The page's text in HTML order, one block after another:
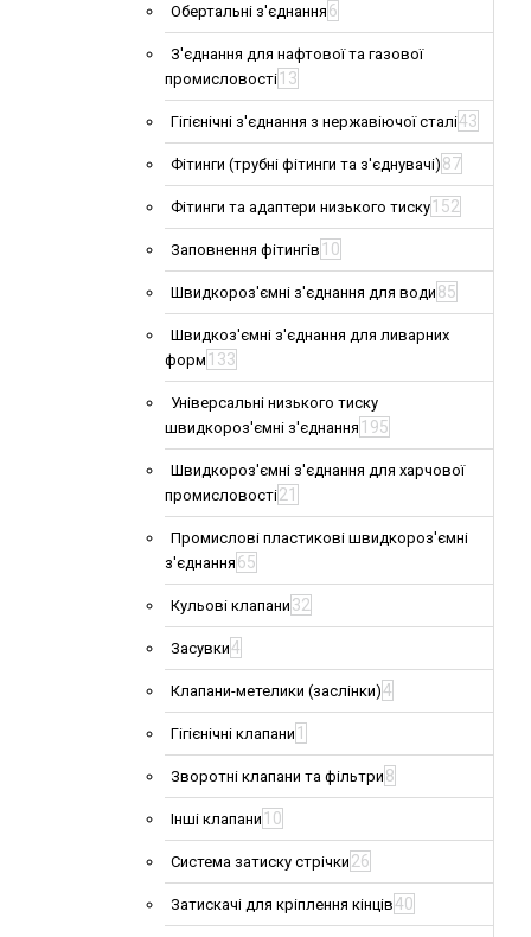
Обертальні з'єднання 6
З'єднання для нафтової та газової
промисловості 13
Гігієнічні з'єднання з нержавіючої сталі43
Фітинги (трубні фітинги та з'єднувачі) 87
Фітинги та адаптери низького тиску 152
Заповнення фітингів 10
Швидкороз'ємні з'єднання для води 85
Швидкоз'ємні з'єднання для ливарних
форм 133
Універсальні низького тиску
швидкороз'ємні з'єднання 195
Швидкороз'ємні з'єднання для харчової
промисловості21
Промислові пластикові швидкороз'ємні
з'єднання 65
Кульові клапани 32
Засувки4
Клапани-метелики (заслінки)4
Гігієнічні клапани 1
Зворотні клапани та фільтри 8
Інші клапани 10
Система затиску стрічки 26
Затискачі для кріплення кінців40